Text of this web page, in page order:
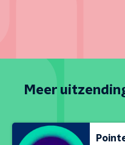
Meer